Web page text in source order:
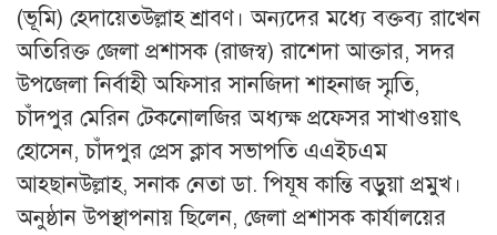
(ভূমি) হেদায়েতউল্লাহ শ্রাবণ। অন্যদের মধ্যে বক্তব্য রাখেন
অতিরিক্ত জেলা প্রশাসক (রাজস্ব) রাশেদা আক্তার, সদর
উপজেলা নির্বাহী অফিসার সানজিদা শাহনাজ স্মৃতি,
চাঁদপুর মেরিন টেকনোলজির অধ্যক্ষ প্রফেসর সাখাওয়াৎ
হোসেন, চাঁদপুর প্রেস ক্লাব সভাপতি এএইচএম
আহছানউল্লাহ, সনাক নেতা ডা. পিযূষ কান্তি বড়ুয়া প্রমুখ।
অনুষ্ঠান উপস্থাপনায় ছিলেন, জেলা প্রশাসক কার্যালয়ের